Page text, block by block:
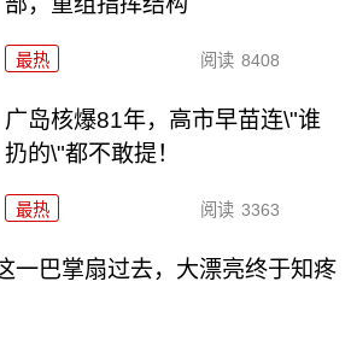
最热 阅读 8408
广岛核爆81年，高市早苗连\"谁
扔的\"都不敢提！
最热 阅读 3363
一巴掌扇过去，大漂亮终于知疼